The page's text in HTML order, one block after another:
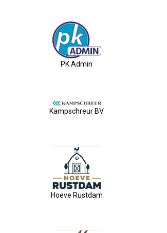
PK Admin
Kampschreur BV
Hoeve Rustdam